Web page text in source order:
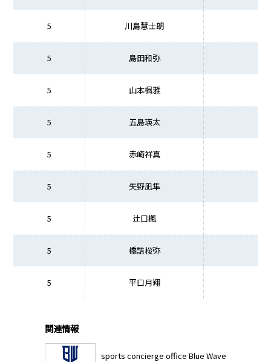
5 川島慧士朗
5 島田和弥
5 山本楓雅
5 五島瑛太
5 赤崎祥真
5 矢野凪隼
5 辻口楓
5 橋詰桜弥
5 平口月翔
関連情報
sports concierge office Blue Wave